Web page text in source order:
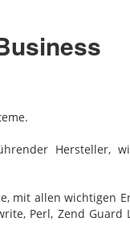
Hersteller,
allen wichtigen
Perl, Zend